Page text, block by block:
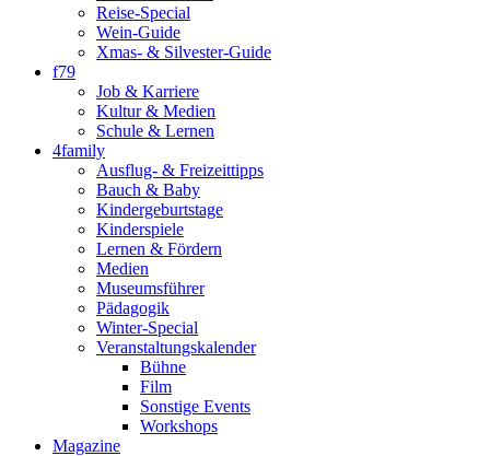
Reise-Special
Wein-Guide
Xmas- & Silvester-Guide
f79
Job & Karriere
Kultur & Medien
Schule & Lernen
4family
Ausflug- & Freizeittipps
Bauch & Baby
Kindergeburtstage
Kinderspiele
Lernen & Fördern
Medien
Museumsführer
Pädagogik
Winter-Special
Veranstaltungskalender
Bühne
Film
Sonstige Events
Workshops
Magazine